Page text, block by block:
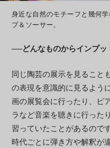
身近な自然のモチーフと幾何
プ＆ソーサー。
──どんなものからインプッ
同じ陶芸の展示を見ること
の表現を意識的に見るよう
画の展覧会に行ったり、ピ
ラなど音楽を聴きに行った
習っていたことがあるので
時代ごとに弾き方や解釈が